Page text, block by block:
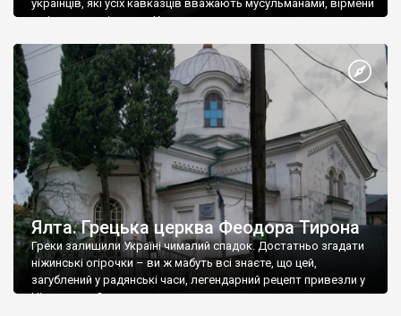
українців, які усіх кавказців вважають мусульманами, вірмени
є відданими вірянами Христа
Ялта. Грецька церква Феодора Тирона
Греки залишили Україні чималий спадок. Достатньо згадати
ніжинські огірочки – ви ж мабуть всі знаєте, що цей,
загублений у радянські часи, легендарний рецепт привезли у
Ніжин греки?